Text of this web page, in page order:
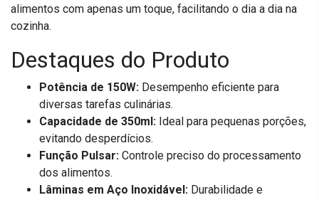
alimentos com apenas um toque, facilitando o dia a dia na
cozinha.
Destaques do Produto
Potência de 150W: Desempenho eficiente para
diversas tarefas culinárias.
Capacidade de 350ml: Ideal para pequenas porções,
evitando desperdícios.
Função Pulsar: Controle preciso do processamento
dos alimentos.
Lâminas em Aço Inoxidável: Durabilidade e